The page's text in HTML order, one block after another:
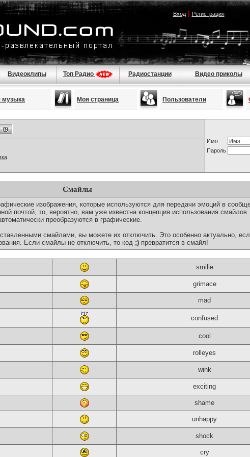
Вход| Регистрация
Видеоклипы Топ Радио Радиостанции Видео приколы
музыка Моя страница Пользователи
Имя
Пароль
Смайлы
изображения, которые используются для передачи эмоций в
почтой, то, вероятно, вам уже известна концепция использования
преобразуются в графические.
смайлами, вы можете их отключить. Это особенно актуально,
Если смайлы не отключить, то код ;) превратится в смайл!
smilie
grimace
mad
confused
cool
rolleyes
wink
exciting
shame
unhappy
shock
cry